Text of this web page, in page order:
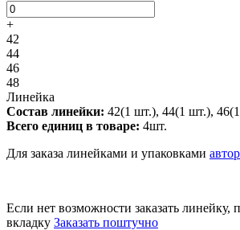
+
42
44
46
48
Линейка
Состав линейки: 42(1 шт.), 44(1 шт.),
Всего единиц в товаре: 4шт.
Для заказа линейками и упаковками
Если нет возможности заказать линейку,
вкладку Заказать поштучно